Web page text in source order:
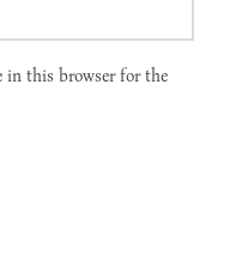
in this browser for the